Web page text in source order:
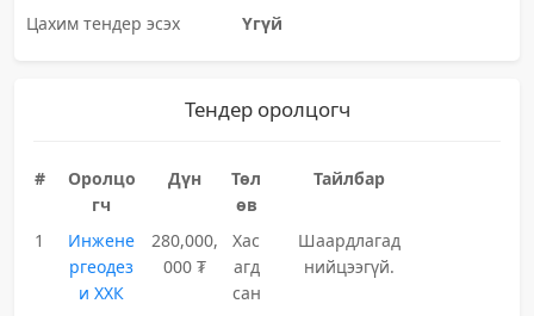
Цахим тендер эсэх
Үгүй
Тендер оролцогч
#
Оролцо
гч
Дүн
Төл
өв
Тайлбар
1
Инжене
ргеодез
и ХХК
280,000,
000 ₮
Хас
агд
сан
Шаардлагад
нийцээгүй.